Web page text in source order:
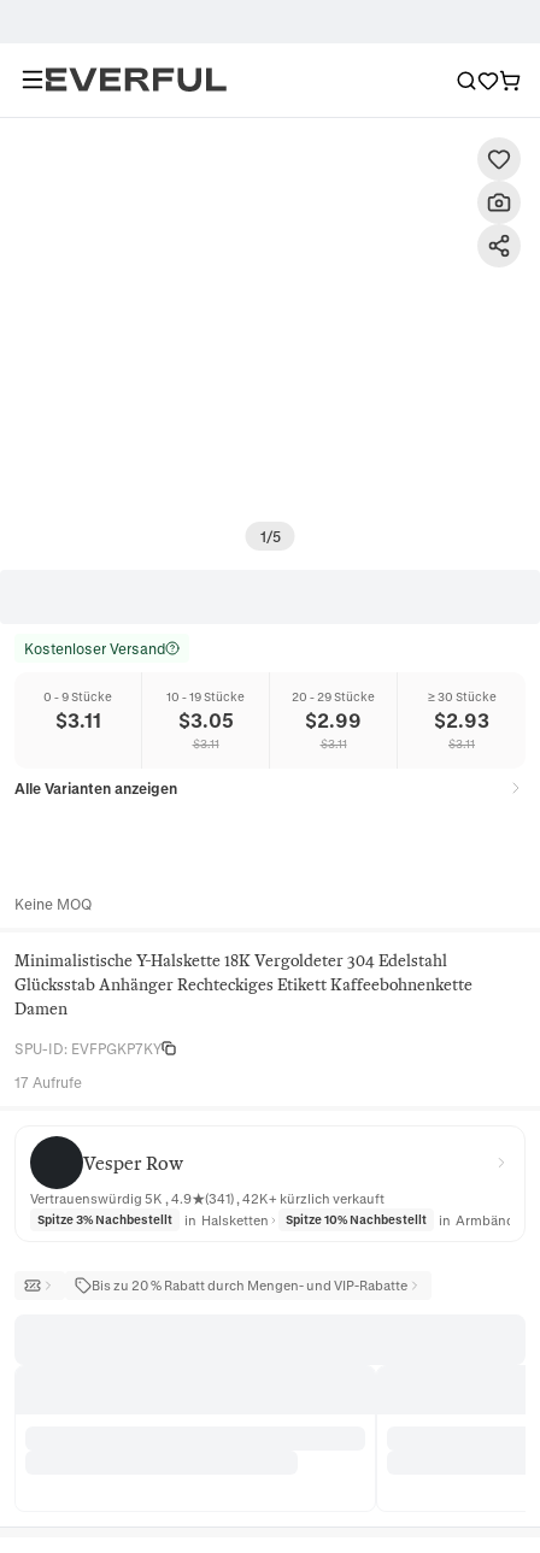
1/5
Kostenloser Versand
0 - 9 Stücke
$3.11
10 - 19 Stücke
$3.05
$3.11
20 - 29 Stücke
$2.99
$3.11
≥ 30 Stücke
$2.93
$3.11
Alle Varianten anzeigen
Keine MOQ
Minimalistische Y-Halskette 18K Vergoldeter 304 Edelstahl
Glücksstab Anhänger Rechteckiges Etikett Kaffeebohnenkette
Damen
SPU-ID: EVFPGKP7KY
17 Aufrufe
Vesper Row
Vesper Row
Vertrauenswürdig 5K , 4.9★(341) , 42K+ kürzlich verkauft
Spitze 3% Nachbestellt in Halsketten Spitze 10% Nachbestellt in Armbänder
Bis zu 20 % Rabatt durch Mengen- und VIP-Rabatte